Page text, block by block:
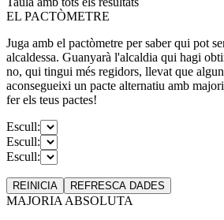
EL PACTÒMETRE
Juga amb el pactòmetre per saber qui pot
alcaldessa. Guanyarà l'alcaldia qui hagi
no, qui tingui més regidors, llevat que
aconsegueixi un pacte alternatiu amb
fer els teus pactes!
Escull:
Escull:
Escull:
REINICIA REFRESCA DADES
MAJORIA ABSOLUTA